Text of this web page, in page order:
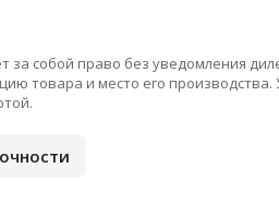
за собой право без уведомления
товара и место его